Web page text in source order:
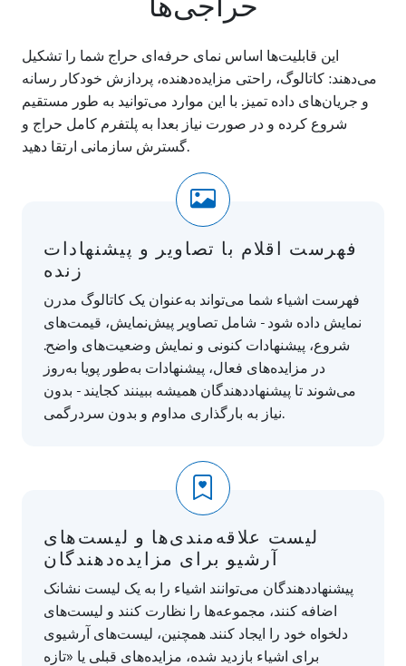
این قابلیت‌ها اساس نمای حرفه‌ای حراج شما را تشکیل
می‌دهند: کاتالوگ، راحتی مزایده‌دهنده، پردازش خودکار رسانه
و جریان‌های داده تمیز. با این موارد می‌توانید به طور مستقیم
شروع کرده و در صورت نیاز بعدا به پلتفرم کامل حراج و
گسترش سازمانی ارتقا دهید.
فهرست اقلام با تصاویر و پیشنهادات
زنده
فهرست اشیاء شما می‌تواند به‌عنوان یک کاتالوگ مدرن
نمایش داده شود - شامل تصاویر پیش‌نمایش، قیمت‌های
شروع، پیشنهادات کنونی و نمایش وضعیت‌های واضح.
در مزایده‌های فعال، پیشنهادات به‌طور پویا به‌روز
می‌شوند تا پیشنهاددهندگان همیشه ببینند کجایند - بدون
نیاز به بارگذاری مداوم و بدون سردرگمی.
لیست علاقه‌مندی‌ها و لیست‌های
آرشیو برای مزایده‌دهندگان
پیشنهاددهندگان می‌توانند اشیاء را به یک لیست نشانک
اضافه کنند، مجموعه‌ها را نظارت کنند و لیست‌های
دلخواه خود را ایجاد کنند. همچنین، لیست‌های آرشیوی
برای اشیاء بازدید شده، مزایده‌های قبلی یا «تازه